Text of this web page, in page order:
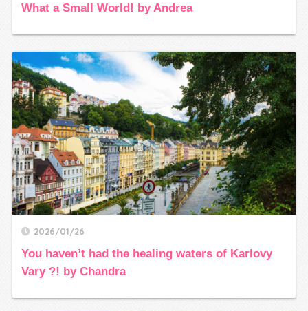
What a Small World! by Andrea
2026/01/26
You haven’t had the healing waters of Karlovy
Vary ?! by Chandra